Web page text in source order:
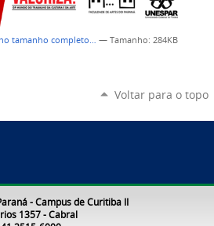
tamanho completo… — Tamanho: 284KB
Voltar para o topo
- Campus de Curitiba II
1357 - Cabral